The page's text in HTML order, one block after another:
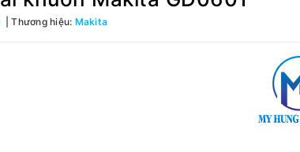
Thương hiệu: Makita